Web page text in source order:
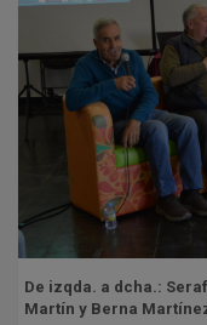
De izqda. a dcha.:
Martín y Berna